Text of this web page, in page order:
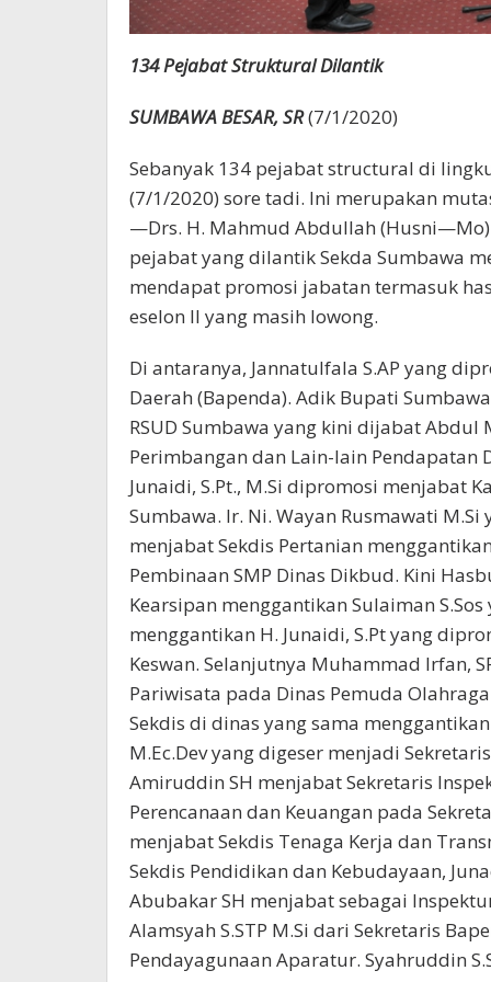
134 Pejabat Struktural Dilantik
SUMBAWA BESAR, SR(7/1/2020)
Sebanyak 134 pejabat structural di
(7/1/2020) sore tadi. Ini merupakan
—Drs. H. Mahmud Abdullah
pejabat yang dilantik Sekda Sumbawa
mendapat promosi jabatan termasuk
eselon II yang masih lowong.
Di antaranya, Jannatulfala S.AP yang
Daerah (Bapenda). Adik Bupati
RSUD Sumbawa yang kini dijabat
Perimbangan dan Lain-lain Pendapatan
Junaidi, S.Pt., M.Si dipromosi menjabat
Sumbawa. Ir. Ni. Wayan Rusmawati M.Si
menjabat Sekdis Pertanian
Pembinaan SMP Dinas Dikbud. Kini
Kearsipan menggantikan Sulaiman
menggantikan H. Junaidi, S.Pt yang
Keswan. Selanjutnya Muhammad Irfan,
Pariwisata pada Dinas Pemuda
Sekdis di dinas yang sama
M.Ec.Dev yang digeser menjadi
Amiruddin SH menjabat Sekretaris
Perencanaan dan Keuangan pada
menjabat Sekdis Tenaga Kerja dan
Sekdis Pendidikan dan Kebudayaan,
Abubakar SH menjabat sebagai
Alamsyah S.STP M.Si dari Sekretaris
Pendayagunaan Aparatur. Syahruddin